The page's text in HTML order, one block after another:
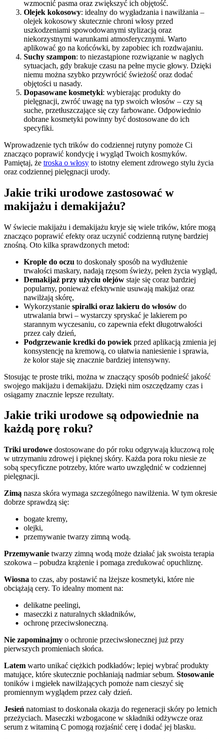
wzmocnić pasma oraz zwiększyć ich objętość.
Olejek kokosowy: idealny do wygładzania i nawilżania –
olejek kokosowy skutecznie chroni włosy przed
uszkodzeniami spowodowanymi stylizacją oraz
niekorzystnymi warunkami atmosferycznymi. Warto
aplikować go na końcówki, by zapobiec ich rozdwajaniu.
Suchy szampon: to niezastąpione rozwiązanie w nagłych
sytuacjach, gdy brakuje czasu na pełne mycie głowy. Dzięki
niemu można szybko przywrócić świeżość oraz dodać
objętości u nasady.
Dopasowane kosmetyki: wybierając produkty do
pielęgnacji, zwróć uwagę na typ swoich włosów – czy są
suche, przetłuszczające się czy farbowane. Odpowiednio
dobrane kosmetyki powinny być dostosowane do ich
specyfiki.
Wprowadzenie tych trików do codziennej rutyny pomoże Ci
znacząco poprawić kondycję i wygląd Twoich kosmyków.
Pamiętaj, że troska o włosy to istotny element zdrowego stylu życia
oraz codziennej pielęgnacji urody.
Jakie triki urodowe zastosować w
makijażu i demakijażu?
W świecie makijażu i demakijażu kryje się wiele trików, które mogą
znacząco poprawić efekty oraz uczynić codzienną rutynę bardziej
znośną. Oto kilka sprawdzonych metod:
Krople do oczu to doskonały sposób na wydłużenie
trwałości maskary, nadają rzęsom świeży, pełen życia wygląd,
Demakijaż przy użyciu olejów staje się coraz bardziej
popularny, ponieważ efektywnie usuwają makijaż oraz
nawilżają skórę,
Wykorzystanie spiralki oraz lakieru do włosów do
utrwalania brwi – wystarczy spryskać je lakierem po
starannym wyczesaniu, co zapewnia efekt długotrwałości
przez cały dzień,
Podgrzewanie kredki do powiek przed aplikacją zmienia jej
konsystencję na kremową, co ułatwia naniesienie i sprawia,
że kolor staje się znacznie bardziej intensywny.
Stosując te proste triki, można w znaczący sposób podnieść jakość
swojego makijażu i demakijażu. Dzięki nim oszczędzamy czas i
osiągamy znacznie lepsze rezultaty.
Jakie triki urodowe są odpowiednie na
każdą porę roku?
Triki urodowe dostosowane do pór roku odgrywają kluczową rolę
w utrzymaniu zdrowej i pięknej skóry. Każda pora roku niesie ze
sobą specyficzne potrzeby, które warto uwzględnić w codziennej
pielęgnacji.
Zimą nasza skóra wymaga szczególnego nawilżenia. W tym okresie
dobrze sprawdzą się:
bogate kremy,
olejki,
przemywanie twarzy zimną wodą.
Przemywanie twarzy zimną wodą może działać jak swoista terapia
szokowa – pobudza krążenie i pomaga zredukować opuchliznę.
Wiosna to czas, aby postawić na lżejsze kosmetyki, które nie
obciążają cery. To idealny moment na:
delikatne peelingi,
maseczki z naturalnych składników,
ochronę przeciwsłoneczną.
Nie zapominajmy o ochronie przeciwsłonecznej już przy
pierwszych promieniach słońca.
Latem warto unikać ciężkich podkładów; lepiej wybrać produkty
matujące, które skutecznie pochłaniają nadmiar sebum. Stosowanie
toników i mgiełek nawilżających pomoże nam cieszyć się
promiennym wyglądem przez cały dzień.
Jesień natomiast to doskonała okazja do regeneracji skóry po letnich
przeżyciach. Maseczki wzbogacone w składniki odżywcze oraz
serum z witaminą C pomogą rozjaśnić cerę i dodać jej blasku.